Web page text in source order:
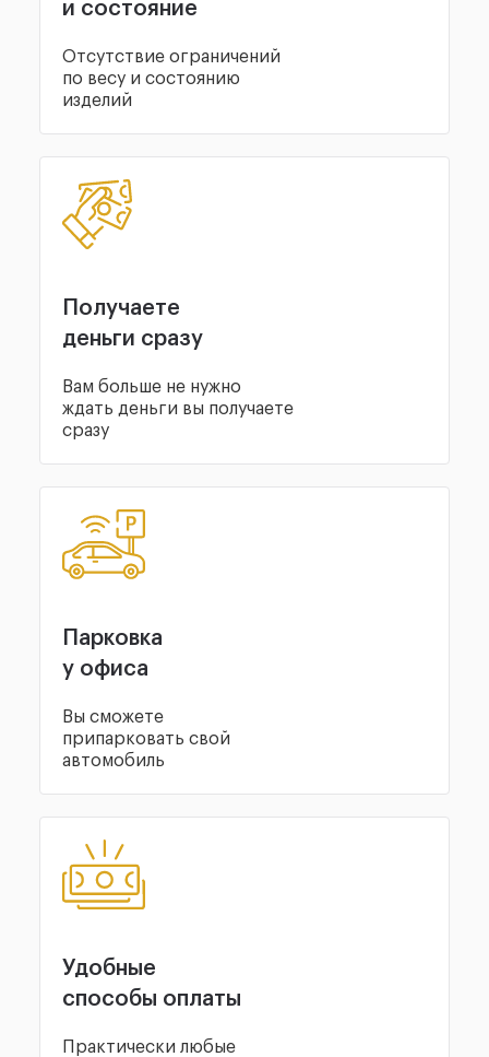
и состояние
Отсутствие ограничений
по весу и состоянию
изделий
Получаете
деньги сразу
Вам больше не нужно
ждать деньги вы получаете
сразу
Парковка
у офиса
Вы сможете
припарковать свой
автомобиль
Удобные
способы оплаты
Практически любые